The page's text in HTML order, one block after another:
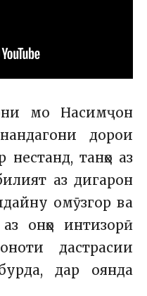
мо Насимҷон
дорои
нестанд, танҳо аз
аз дигарон
омӯзгор ва
онҳо интизорӣ
дастрасии
дар оянда